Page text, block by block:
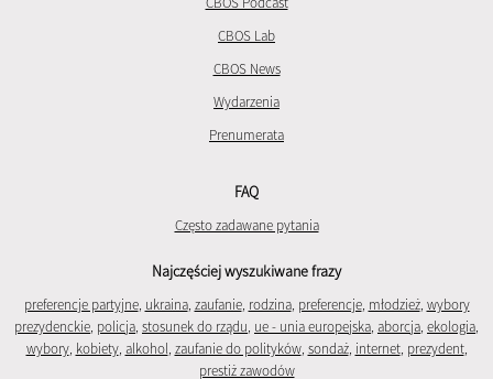
CBOS Lab
CBOS News
Wydarzenia
Prenumerata
FAQ
Często zadawane pytania
Najczęściej wyszukiwane frazy
preferencje partyjne, ukraina, zaufanie, rodzina, preferencje, młodzież, wybory
prezydenckie, policja, stosunek do rządu, ue - unia europejska, aborcja, ekologia,
wybory, kobiety, alkohol, zaufanie do polityków, sondaż, internet, prezydent,
prestiż zawodów